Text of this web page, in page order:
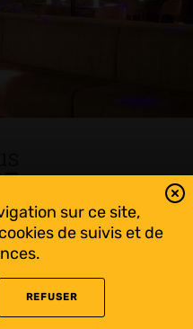
sur ce site,
de suivis et de
REFUSER
l’Andorre!